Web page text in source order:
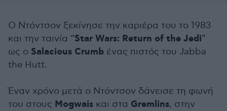
Ο Ντόντσον ξεκίνησε την καριέρα του το 1983
και την ταινία “Star Wars: Return of the Jedi”
ως ο Salacious Crumb ένας πιστός του Jabba
the Hutt.
Έναν χρόνο μετά ο Ντόντσον δάνεισε τη φωνή
του στους Mogwais και στα Gremlins, στην